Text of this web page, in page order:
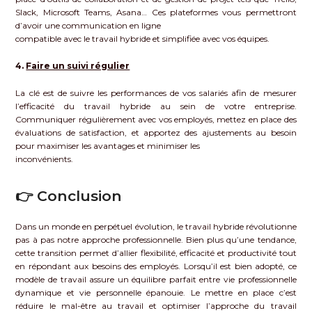
Slack, Microsoft Teams, Asana… Ces plateformes vous permettront
d’avoir une communication en ligne
compatible avec le travail hybride et simplifiée avec vos équipes.
4. Faire un suivi régulier
La clé est de suivre les performances de vos salariés afin de mesurer
l’efficacité du travail hybride au sein de votre entreprise.
Communiquer régulièrement avec vos employés, mettez en place des
évaluations de satisfaction, et apportez des ajustements au besoin
pour maximiser les avantages et minimiser les
inconvénients.
👉 Conclusion
Dans un monde en perpétuel évolution, le travail hybride révolutionne
pas à pas notre approche professionnelle. Bien plus qu’une tendance,
cette transition permet d’allier flexibilité, efficacité et productivité tout
en répondant aux besoins des employés. Lorsqu’il est bien adopté, ce
modèle de travail assure un équilibre parfait entre vie professionnelle
dynamique et vie personnelle épanouie. Le mettre en place c’est
réduire le mal-être au travail et optimiser l’approche du travail